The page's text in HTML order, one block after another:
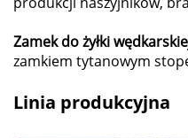
Zamek do żyłki
zamkiem tytanowym
Linia produkcyjna